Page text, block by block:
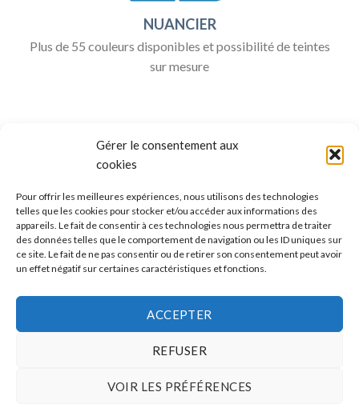
Gérer le consentement aux
cookies
Pour offrir les meilleures expériences, nous utilisons des technologies
telles que les cookies pour stocker et/ou accéder aux informations des
appareils. Le fait de consentir à ces technologies nous permettra de traiter
des données telles que le comportement de navigation ou les ID uniques sur
ce site. Le fait de ne pas consentir ou de retirer son consentement peut avoir
un effet négatif sur certaines caractéristiques et fonctions.
ACCEPTER
REFUSER
VOIR LES PRÉFÉRENCES
NUANCIER
Plus de 55 couleurs disponibles et possibilité de teintes
sur mesure
ALLO BOX DÉCO
Une question ?